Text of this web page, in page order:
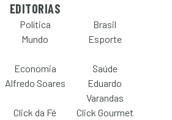
EDITORIAS
Política
Brasil
Mundo Esporte
Economia
Saúde
Alfredo Soares
Eduardo
Varandas
Click da Fé Click Gourmet